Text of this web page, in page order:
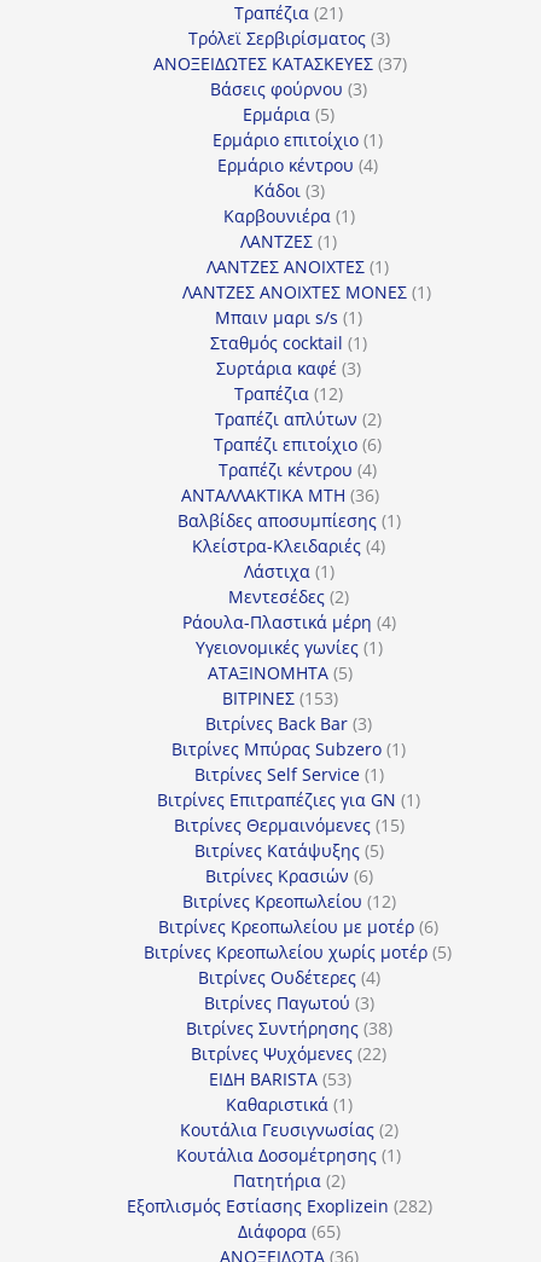
Τραπέζια 2121
προϊόντα
Τρόλεϊ Σερβιρίσματος 33
προϊόντα
ΑΝΟΞΕΙΔΩΤΕΣ ΚΑΤΑΣΚΕΥΕΣ 3737
Βάσεις φούρνου 33
Ερμάρια 55
προϊόντα
Ερμάριο επιτοίχιο 11
προϊόν
Ερμάριο κέντρου 44
Κάδοι 33
προϊόντα
Καρβουνιέρα 11
ΛΑΝΤΖΕΣ 11
προϊόν
ΛΑΝΤΖΕΣ ΑΝΟΙΧΤΕΣ 11
προϊόν
ΛΑΝΤΖΕΣ ΑΝΟΙΧΤΕΣ ΜΟΝΕΣ 11
Μπαιν μαρι s/s 11
προϊόν
Σταθμός cocktail 11
Συρτάρια καφέ 33
Τραπέζια 1212
προϊόντα
Τραπέζι απλύτων 22
προϊόντα
Τραπέζι επιτοίχιο 66
προϊόντα
Τραπέζι κέντρου 44
προϊόντα
ΑΝΤΑΛΛΑΚΤΙΚΑ MTH 3636
προϊόντα
Βαλβίδες αποσυμπίεσης 11
Κλείστρα-Κλειδαριές 44
Λάστιχα 11
προϊόν
Μεντεσέδες 22
προϊόντα
Ράουλα-Πλαστικά μέρη 44
Υγειονομικές γωνίες 11
ΑΤΑΞΙΝΟΜΗΤΑ 55
ΒΙΤΡΙΝΕΣ 153153
προϊόντα
Βιτρίνες Back Bar 33
προϊόντα
Βιτρίνες Mπύρας Subzero 11
Βιτρίνες Self Service 11
προϊόν
Βιτρίνες Επιτραπέζιες για GN 11
Βιτρίνες Θερμαινόμενες 1515
Βιτρίνες Κατάψυξης 55
Βιτρίνες Κρασιών 66
προϊόντα
Βιτρίνες Κρεοπωλείου 1212
προϊόντα
Βιτρίνες Κρεοπωλείου με μοτέρ 66
προϊόντα
Βιτρίνες Κρεοπωλείου χωρίς μοτέρ 55
Βιτρίνες Ουδέτερες 44
προϊόντα
Βιτρίνες Παγωτού 33
προϊόντα
Βιτρίνες Συντήρησης 3838
προϊόντα
Βιτρίνες Ψυχόμενες 2222
ΕΙΔΗ BARISTA 5353
προϊόντα
Καθαριστικά 11
προϊόν
Κουτάλια Γευσιγνωσίας 22
προϊόντα
Κουτάλια Δοσομέτρησης 11
Πατητήρια 22
προϊόντα
Εξοπλισμός Εστίασης Exoplizein 282282
Διάφορα 6565
προϊόντα
ΑΝΟΞΕΙΔΩΤΑ 3636